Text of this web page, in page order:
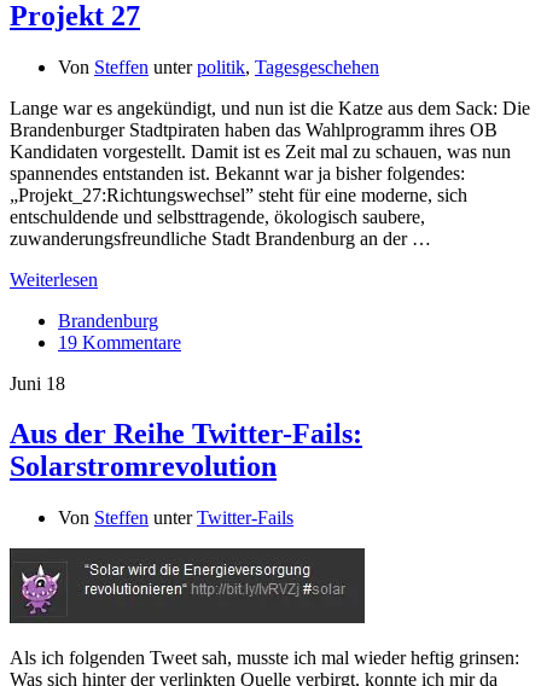
Projekt 27
Von Steffen unterpolitik, Tagesgeschehen
Lange war es angekündigt, und nun ist die Katze aus dem Sack: Die
Brandenburger Stadtpiraten haben das Wahlprogramm ihres OB
Kandidaten vorgestellt. Damit ist es Zeit mal zu schauen, was nun
spannendes entstanden ist. Bekannt war ja bisher folgendes:
„Projekt_27:Richtungswechsel” steht für eine moderne, sich
entschuldende und selbsttragende, ökologisch saubere,
zuwanderungsfreundliche Stadt Brandenburg an der …
Weiterlesen
Brandenburg
19 Kommentare
Juni 18
Aus der Reihe Twitter-Fails:
Solarstromrevolution
Von Steffen unterTwitter-Fails
Als ich folgenden Tweet sah, musste ich mal wieder heftig grinsen:
Was sich hinter der verlinkten Quelle verbirgt, konnte ich mir da